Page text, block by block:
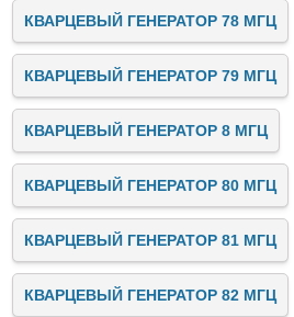
КВАРЦЕВЫЙ ГЕНЕРАТОР 78 МГЦ
КВАРЦЕВЫЙ ГЕНЕРАТОР 79 МГЦ
КВАРЦЕВЫЙ ГЕНЕРАТОР 8 МГЦ
КВАРЦЕВЫЙ ГЕНЕРАТОР 80 МГЦ
КВАРЦЕВЫЙ ГЕНЕРАТОР 81 МГЦ
КВАРЦЕВЫЙ ГЕНЕРАТОР 82 МГЦ